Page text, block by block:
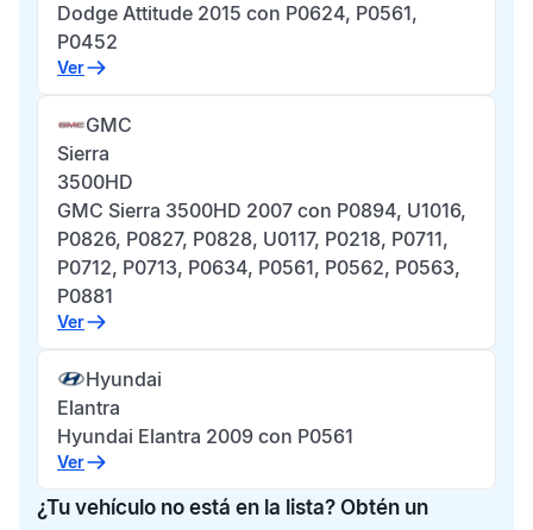
Dodge Attitude 2015 con P0624, P0561,
P0452
Ver
GMC
Sierra
3500HD
GMC Sierra 3500HD 2007 con P0894, U1016,
P0826, P0827, P0828, U0117, P0218, P0711,
P0712, P0713, P0634, P0561, P0562, P0563,
P0881
Ver
Hyundai
Elantra
Hyundai Elantra 2009 con P0561
Ver
¿Tu vehículo no está en la lista? Obtén un